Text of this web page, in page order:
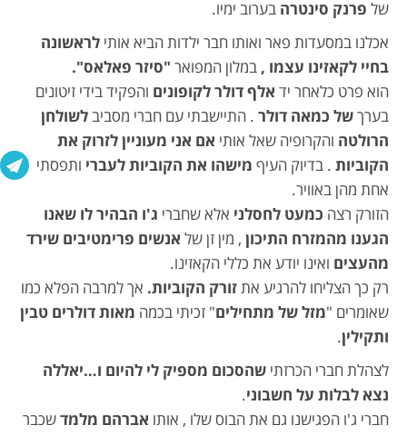
של פרנק סינטרה בערוב ימיו.
אכלנו במסעדות פאר ואותו חבר ילדות הביא אותי לראשונה
בחיי לקאזינו עצמו , במלון המפואר "סיזר פאלאס".
הוא פרט כלאחר יד אלף דולר לקופונים והפקיד בידי זיטונים
בערךשל כמאה דולר . התיישבתי עם חברי מסביבלשולחן
הרולטה והקרופיה שאל אותי אם אני מעוניין לזרוק את
הקוביות . בדיוק העיף מישהו את הקוביות לעברי ותפסתי
אחת מהן באוויר.
הזורק רצה כמעט לחסלני אלא שחברי ג'ו הבהיר לו שאנו
הגענו מהמזרח התיכון , מין זן של אנשים פרימטיבים שירד
מהעצים ואינו יודע את כללי הקאזינו.
רק כך הצליחו להרגיע אתזורק הקוביות. אך למרבה הפלא כמו
שאומרים "מזל של מתחילים" זכיתי בכמה מאות דולרים טבין
ותקילין.
לצהלת חברי הכרזתי שהסכום מספיק לי להיום ו…יאללה
נצא לבלות על חשבוני.
חברי ג'ו הפגישנו גם את הבוס שלו , אותו אברהם מלמדשכבר